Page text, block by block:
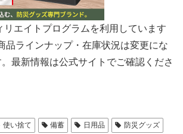
エイトプログラムを利用しています
品ラインナップ・在庫状況は変更にな
最新情報は公式サイトでご確認くださ
使い捨て 備蓄 日用品
防災グッズ